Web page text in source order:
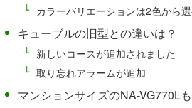
カラーバリエーションは2色から
キューブルの旧型との違いは？
新しいコースが追加されました
取り忘れアラームが追加
マンションサイズのNA-VG770L